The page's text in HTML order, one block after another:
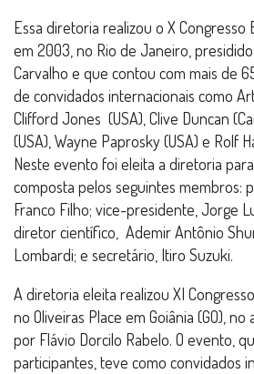
Essa diretoria realizou o X Congresso
em 2003, no Rio de Janeiro,
Carvalho e que contou com mais de
de convidados internacionais como
Clifford Jones (USA), Clive Duncan
(USA), Wayne Paprosky (USA) e Rolf
Neste evento foi eleita a diretoria
composta pelos seguintes membros:
Franco Filho; vice-presidente, Jorge
diretor científico, Ademir Antônio
Lombardi; e secretário, Itiro Suzuki.
A diretoria eleita realizou XI
no Oliveiras Place em Goiânia (GO),
por Flávio Dorcilo Rabelo. O evento,
participantes, teve como convidados